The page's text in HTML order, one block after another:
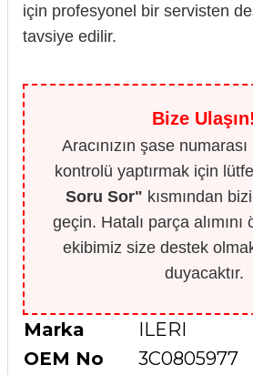
için profesyonel bir servisten
tavsiye edilir.
Bize Ulaşın!
Aracınızın şase
kontrolü yaptırmak için
Soru Sor" kısmından
geçin. Hatalı parça alımını
ekibimiz size destek
duyacaktır.
Marka
ILERI
OEM No
3C0805977